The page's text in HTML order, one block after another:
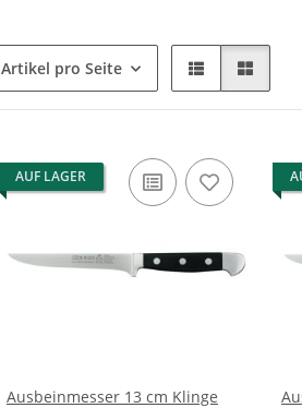
Artikel pro Seite
AUF LAGER
Ausbeinmesser 13 cm Klinge